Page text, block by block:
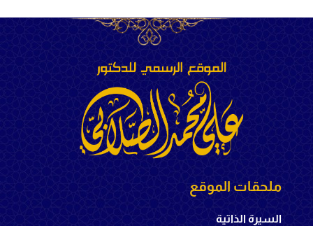
ملحقات الموقع
السيرة الذاتية